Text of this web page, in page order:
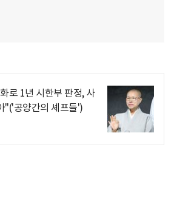
로 1년 시한부 판정, 사
"('공양간의 셰프들')